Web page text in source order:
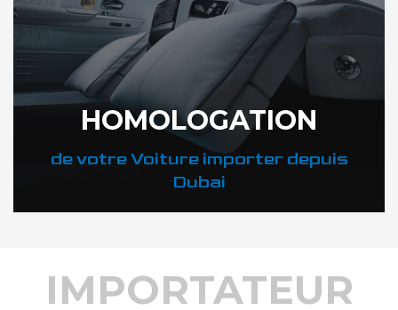
HOMOLOGATION
de votre Voiture importer depuis
Dubai
IMPORTATEUR